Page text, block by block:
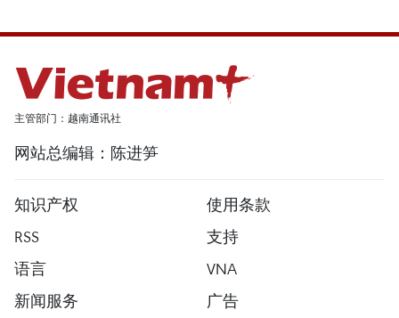
主管部门：越南通讯社
网站总编辑：陈进笋
知识产权
使用条款
RSS
支持
语言
VNA
新闻服务
广告